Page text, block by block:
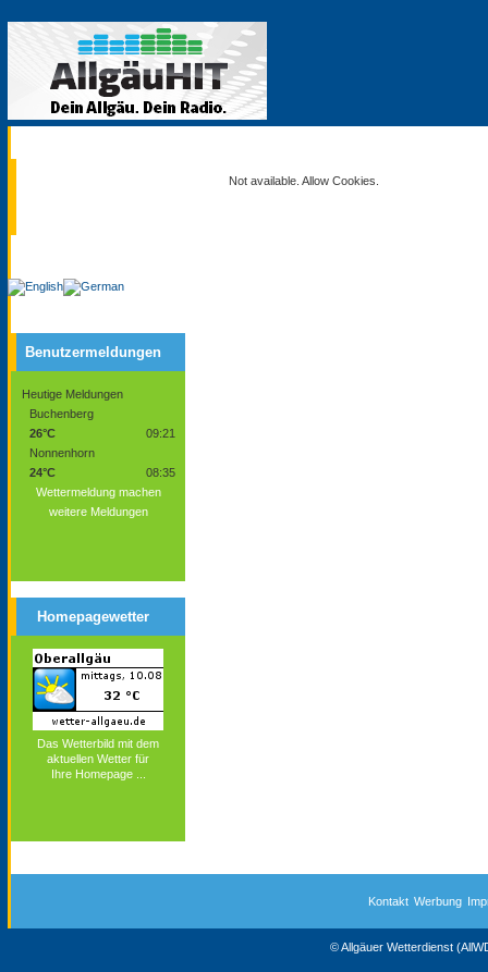
Benutzermeldungen
Heutige Meldungen
Buchenberg
26°C
09:21
Nonnenhorn
24°C
08:35
Wettermeldung machen
weitere Meldungen
Homepagewetter
Das Wetterbild mit dem
aktuellen Wetter für
Ihre Homepage ...
Not available. Allow Cookies.
Kontakt Werbung
© Allgäuer Wetterdienst